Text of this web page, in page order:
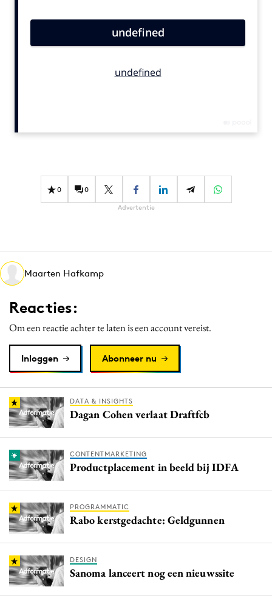
Carriere
Diversiteit
Interne communicatie
Martech
Media
Merkstrategie
PR
Purpose Marketing
Reputatie & crisis
0 0
Advertentie
Maarten Hafkamp
Reacties:
Om een reactie achter te laten is een account vereist.
Inloggen Abonneer nu
DATA & INSIGHTS
Dagan Cohen verlaat Draftfcb
CONTENTMARKETING
Productplacement in beeld bij IDFA
PROGRAMMATIC
Rabo kerstgedachte: Geldgunnen
DESIGN
Sanoma lanceert nog een nieuwssite